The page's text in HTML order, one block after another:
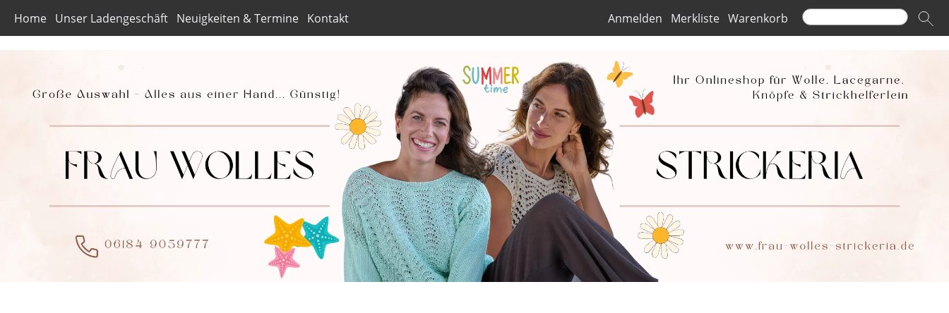
Home Unser Ladengeschäft Neuigkeiten & Termine Kontakt Anmelden Merkliste Warenkorb